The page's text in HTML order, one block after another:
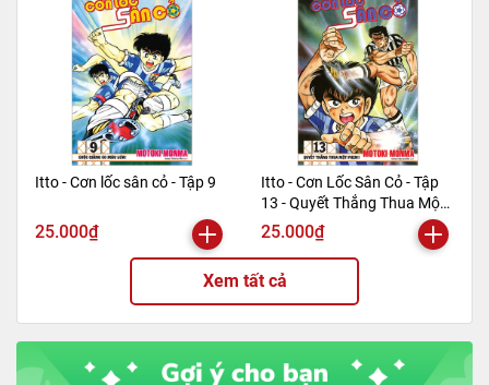
Itto - Cơn lốc sân cỏ - Tập 9
25.000₫
Itto - Cơn Lốc Sân Cỏ - Tập
13 - Quyết Thắng Thua Một
Phen!! (Tái Bản 2024)
25.000₫
Xem tất cả